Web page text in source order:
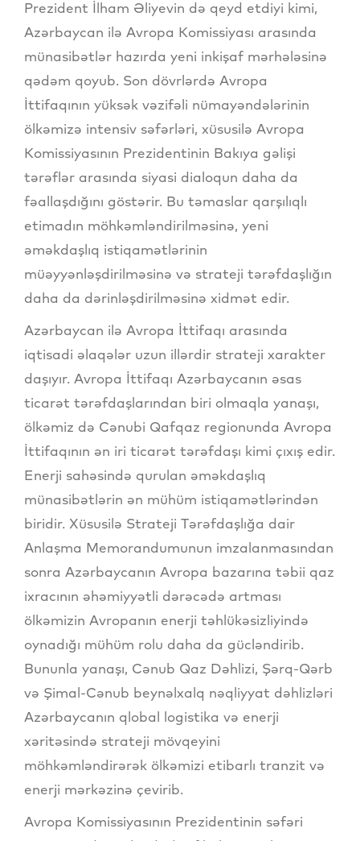
Prezident İlham Əliyevin də qeyd etdiyi kimi,
Azərbaycan ilə Avropa Komissiyası arasında
münasibətlər hazırda yeni inkişaf mərhələsinə
qədəm qoyub. Son dövrlərdə Avropa
İttifaqının yüksək vəzifəli nümayəndələrinin
ölkəmizə intensiv səfərləri, xüsusilə Avropa
Komissiyasının Prezidentinin Bakıya gəlişi
tərəflər arasında siyasi dialoqun daha da
fəallaşdığını göstərir. Bu təmaslar qarşılıqlı
etimadın möhkəmləndirilməsinə, yeni
əməkdaşlıq istiqamətlərinin
müəyyənləşdirilməsinə və strateji tərəfdaşlığın
daha da dərinləşdirilməsinə xidmət edir.
Azərbaycan ilə Avropa İttifaqı arasında
iqtisadi əlaqələr uzun illərdir strateji xarakter
daşıyır. Avropa İttifaqı Azərbaycanın əsas
ticarət tərəfdaşlarından biri olmaqla yanaşı,
ölkəmiz də Cənubi Qafqaz regionunda Avropa
İttifaqının ən iri ticarət tərəfdaşı kimi çıxış edir.
Enerji sahəsində qurulan əməkdaşlıq
münasibətlərin ən mühüm istiqamətlərindən
biridir. Xüsusilə Strateji Tərəfdaşlığa dair
Anlaşma Memorandumunun imzalanmasından
sonra Azərbaycanın Avropa bazarına təbii qaz
ixracının əhəmiyyətli dərəcədə artması
ölkəmizin Avropanın enerji təhlükəsizliyində
oynadığı mühüm rolu daha da gücləndirib.
Bununla yanaşı, Cənub Qaz Dəhlizi, Şərq-Qərb
və Şimal-Cənub beynəlxalq nəqliyyat dəhlizləri
Azərbaycanın qlobal logistika və enerji
xəritəsində strateji mövqeyini
möhkəmləndirərək ölkəmizi etibarlı tranzit və
enerji mərkəzinə çevirib.
Avropa Komissiyasının Prezidentinin səfəri